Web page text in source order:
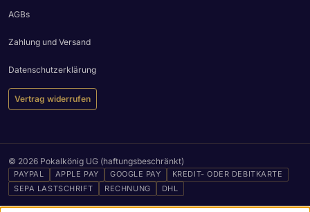
AGBs
Zahlung und Versand
Datenschutzerklärung
Vertrag widerrufen
© 2026 Pokalkönig UG (haftungsbeschränkt)
PAYPAL APPLE PAY GOOGLE PAY
KREDIT- ODER DEBITKARTE
SEPA LASTSCHRIFT
RECHNUNG DHL